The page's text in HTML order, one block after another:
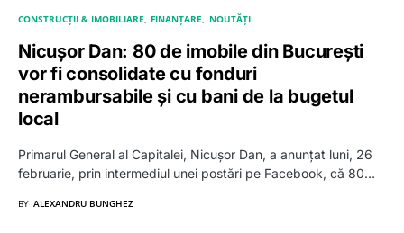
CONSTRUCȚII & IMOBILIARE FINANȚARE NOUTĂȚI
Nicușor Dan: 80 de imobile din București
vor fi consolidate cu fonduri
nerambursabile și cu bani de la bugetul
local
Primarul General al Capitalei, Nicușor Dan, a anunțat luni, 26
februarie, prin intermediul unei postări pe Facebook, că 80…
BY ALEXANDRU BUNGHEZ